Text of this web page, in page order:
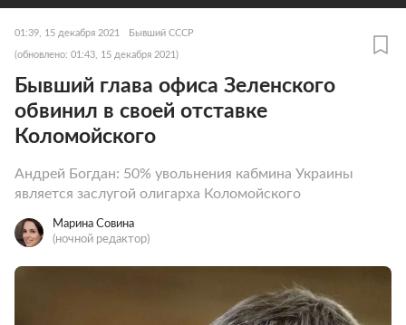
01:39, 15 декабря 2021 Бывший СССР
(обновлено: 01:43, 15 декабря 2021)
Бывший глава офиса Зеленского
обвинил в своей отставке
Коломойского
Андрей Богдан: 50% увольнения кабмина Украины
является заслугой олигарха Коломойского
Марина Совина
(ночной редактор)